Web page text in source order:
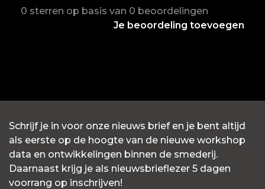
0 sterren op basis van 0 beoordelingen
Je beoordeling toevoegen
Schrijf je in voor onze nieuws brief en je bent altijd
als eerste op de hoogte van de nieuwe workshop
data en ontwikkelingen binnen de smederij.
Daarnaast krijg je als nieuwsbrieflezer 5 dagen
voorrang op inschrijven!